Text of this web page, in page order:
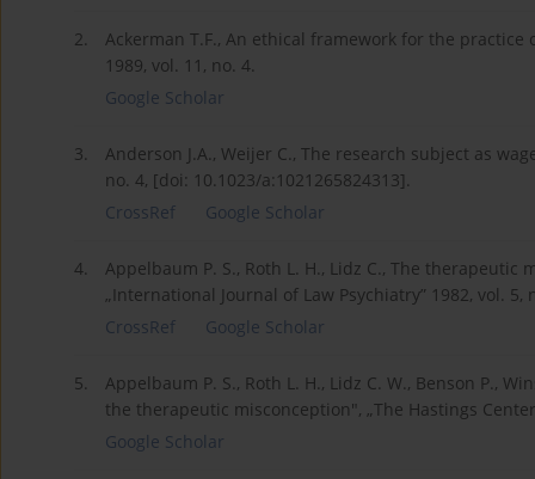
2.
Ackerman T.F., An ethical framework for the practice
1989, vol. 11, no. 4.
Google Scholar
3.
Anderson J.A., Weijer C., The research subject as
no. 4, [doi: 10.1023/a:1021265824313].
CrossRef
Google Scholar
4.
Appelbaum P. S., Roth L. H., Lidz C., The
„International Journal of Law Psychiatry” 1982, vol. 5,
CrossRef
Google Scholar
5.
Appelbaum P. S., Roth L. H., Lidz C. W., Benson P.,
the therapeutic misconception", „The Hastings
Google Scholar